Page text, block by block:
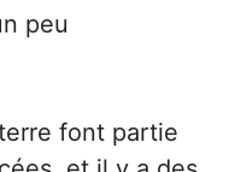
peu
font partie